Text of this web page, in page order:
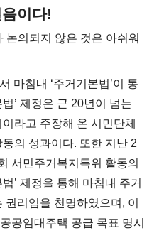
이다!
논의되지 않은 것은 아쉬워
마침내 ‘주거기본법’이 통
’ 제정은 근 20년이 넘는
라고 주장해 온 시민단체
의 성과이다. 또한 지난 2
서민주거복지특위 활동의
’ 제정을 통해 마침내 주거
리임을 천명하였으며, 이
임대주택 공급 목표 명시